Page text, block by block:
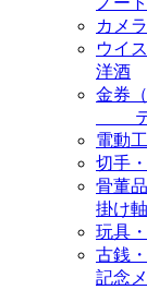
カメ
ウイ
洋酒
金券
テレ
電動
切手
骨董
掛け
玩具
古銭
記念